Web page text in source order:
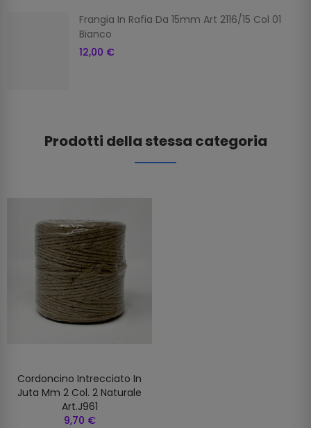
Frangia In Rafia Da 15mm Art 2116/15 Col 01
Bianco
12,00 €
Prodotti della stessa categoria
Cordoncino Intrecciato In
Juta Mm 2 Col. 2 Naturale
Art.j961
9,70 €